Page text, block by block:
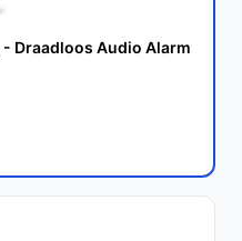
ACDB-8000BC
en eenvoudige
een praktische
prijzen op
Draadloos Audio Alarm